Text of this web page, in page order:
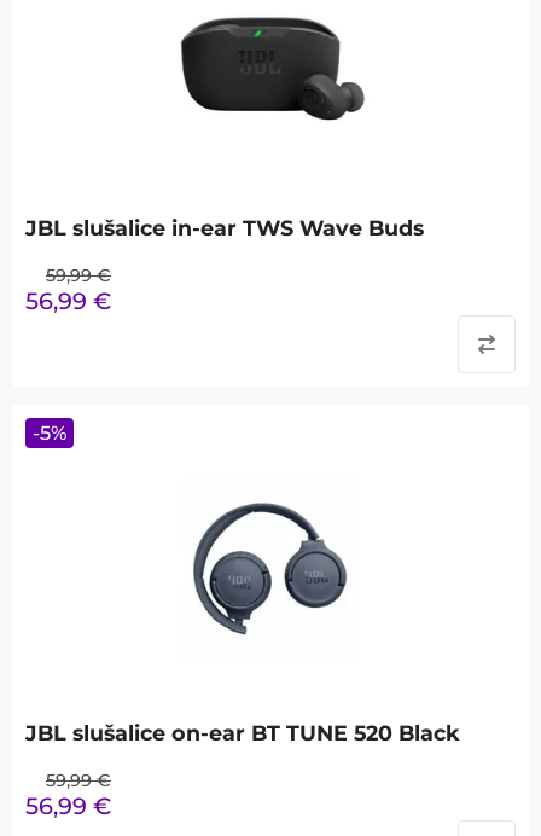
JBL slušalice in-ear TWS Wave Buds
59,99 €
56,99 €
JBL slušalice on-ear BT TUNE 520 Black
59,99 €
56,99 €
-5%